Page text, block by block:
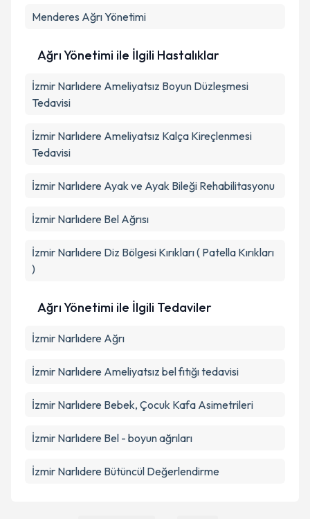
Menderes Ağrı Yönetimi
Ağrı Yönetimi ile İlgili Hastalıklar
İzmir Narlıdere Ameliyatsız Boyun Düzleşmesi
Tedavisi
İzmir Narlıdere Ameliyatsız Kalça Kireçlenmesi
Tedavisi
İzmir Narlıdere Ayak ve Ayak Bileği Rehabilitasyonu
İzmir Narlıdere Bel Ağrısı
İzmir Narlıdere Diz Bölgesi Kırıkları ( Patella Kırıkları
)
Ağrı Yönetimi ile İlgili Tedaviler
İzmir Narlıdere Ağrı
İzmir Narlıdere Ameliyatsız bel fıtığı tedavisi
İzmir Narlıdere Bebek, Çocuk Kafa Asimetrileri
İzmir Narlıdere Bel - boyun ağrıları
İzmir Narlıdere Bütüncül Değerlendirme